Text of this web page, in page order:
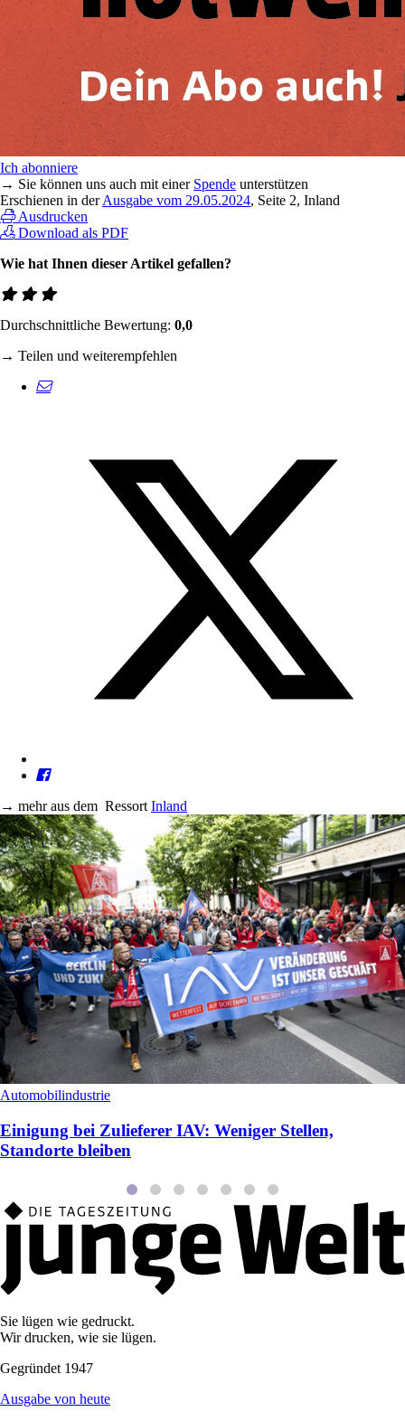
Ich abonniere
→ Sie können uns auch mit einer Spende unterstützen
Erschienen in derAusgabe vom 29.05.2024, Seite 2, Inland
Ausdrucken
Download als PDF
Wie hat Ihnen dieser Artikel gefallen?
Durchschnittliche Bewertung: 0,0
→ Teilen und weiterempfehlen
→ mehr aus dem Ressort Inland
Automobilindustrie
Einigung bei Zulieferer IAV: Weniger Stellen,
Standorte bleiben
Sie lügen wie gedruckt.
Wir drucken, wie sie lügen.
Gegründet 1947
Ausgabe von heute